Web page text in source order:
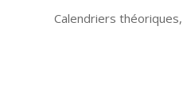
Calendriers